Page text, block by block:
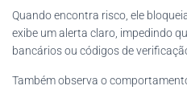
Quando encontra risco, ele
exibe um alerta claro, impedindo
bancários ou códigos de
Também observa o